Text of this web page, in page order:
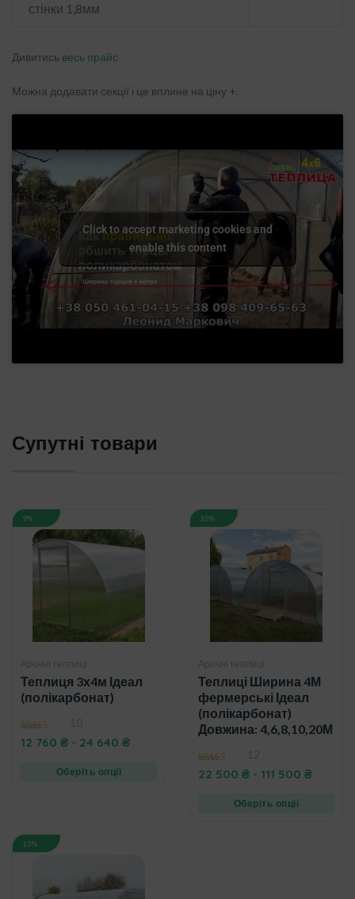
стінки 1,8мм
Дивитись весь прайс
Можна додавати секції і це вплине на ціну +.
Click to accept marketing cookies and
enable this content
Супутні товари
9%
Арочні теплиці
Теплиця 3х4м Ідеал
(полікарбонат)
4.90
out of 5
12 760 ₴ - 24 640 ₴
Оберіть опції
10%
Арочні теплиці
Теплиці Ширина 4М
фермерські Ідеал
(полікарбонат)
Довжина: 4,6,8,10,20М
4.75
out of 5
22 500 ₴ - 111 500 ₴
Оберіть опції
13%